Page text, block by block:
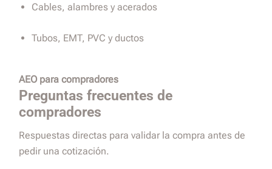
Cables, alambres y acerados
Tubos, EMT, PVC y ductos
AEO para compradores
Preguntas frecuentes de
compradores
Respuestas directas para validar la compra antes de
pedir una cotización.